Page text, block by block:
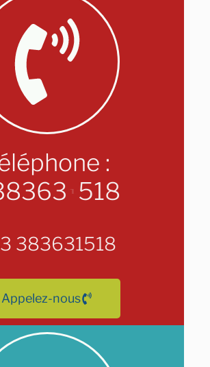
:
83631 518
3 383631518
Appelez-nous